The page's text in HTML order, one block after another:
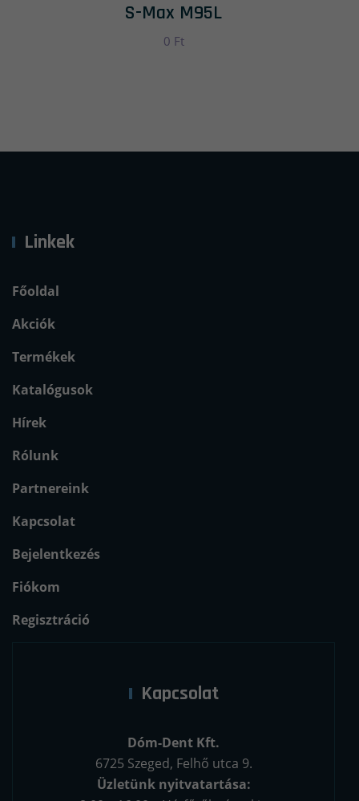
S-Max M95L
0 Ft
Linkek
Főoldal
Akciók
Termékek
Katalógusok
Hírek
Rólunk
Partnereink
Kapcsolat
Bejelentkezés
Fiókom
Regisztráció
Kapcsolat
Dóm-Dent Kft.
6725 Szeged, Felhő utca 9.
Üzletünk nyitvatartása: